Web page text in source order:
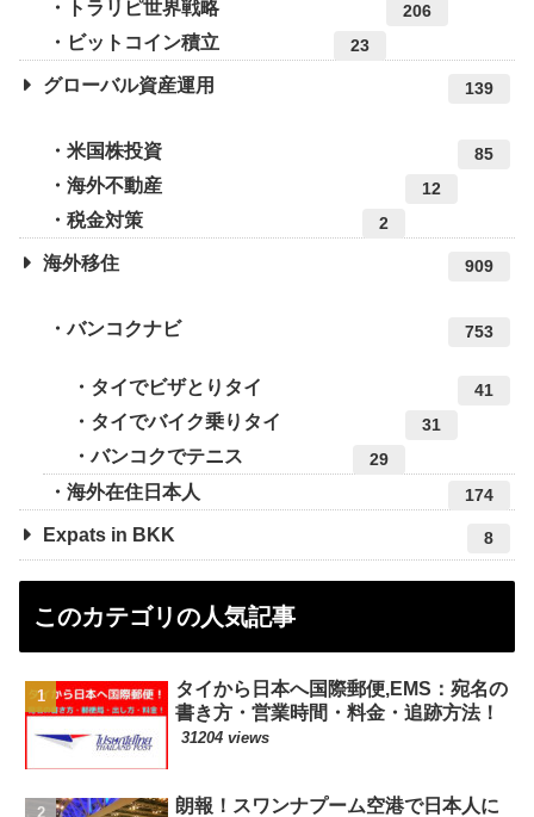
トラリピ世界戦略 206
ビットコイン積立 23
グローバル資産運用 139
米国株投資 85
海外不動産 12
税金対策 2
海外移住 909
バンコクナビ 753
タイでビザとりタイ 41
タイでバイク乗りタイ 31
バンコクでテニス 29
海外在住日本人 174
Expats in BKK 8
このカテゴリの人気記事
タイから日本へ国際郵便,EMS：宛名の
書き方・営業時間・料金・追跡方法！
31204 views
朗報！スワンナプーム空港で日本人に